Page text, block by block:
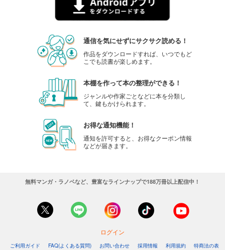
通信を気にせずにサクサク読める！
作品をダウンロードすれば、いつでもど
こでも読書が楽しめます。
本棚を作って本の整理ができる！
ジャンルや作家ごとなどに本を分類し
て、鍵もかけられます。
お得な通知機能！
通知を許可すると、お得なクーポン情報
などが届きます。
無料マンガ・ラノベなど、豊富なラインナップで188万冊以上配信中！
ログイン
ご利用ガイド FAQ(よくある質問) お問い合わせ 採用情報 利用規約 特商法の表